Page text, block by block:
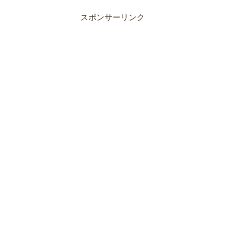
スポンサーリンク